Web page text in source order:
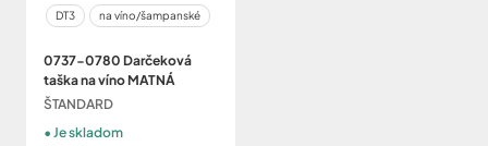
DT3 na víno/šampanské
0737-0780 Darčeková
taška na víno MATNÁ
ŠTANDARD
Je skladom